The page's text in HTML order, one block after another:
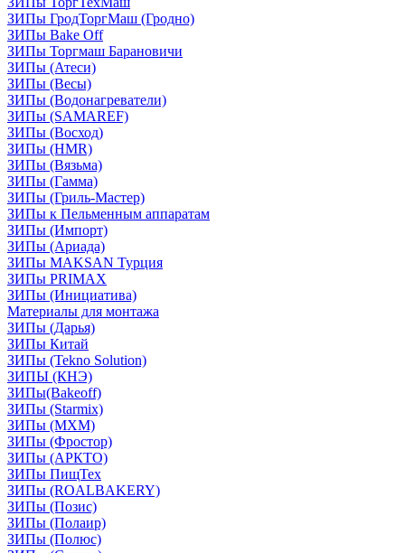
ЗИПы ГродТоргМаш (Гродно)
ЗИПы Bake Off
ЗИПы Торгмаш Барановичи
ЗИПы (Атеси)
ЗИПы (Весы)
ЗИПы (Водонагреватели)
ЗИПы (SAMAREF)
ЗИПы (Восход)
ЗИПы (HMR)
ЗИПы (Вязьма)
ЗИПы (Гамма)
ЗИПы (Гриль-Мастер)
ЗИПы к Пельменным аппаратам
ЗИПы (Импорт)
ЗИПы (Ариада)
ЗИПы MAKSAN Турция
ЗИПы PRIMAX
ЗИПы (Инициатива)
Материалы для монтажа
ЗИПы (Дарья)
ЗИПы Китай
ЗИПы (Tekno Solution)
ЗИПЫ (КНЭ)
ЗИПы(Bakeoff)
ЗИПы (Starmix)
ЗИПы (МХМ)
ЗИПы (Фростор)
ЗИПы (АРКТО)
ЗИПы ПищТех
ЗИПы (ROALBAKERY)
ЗИПы (Позис)
ЗИПы (Полаир)
ЗИПы (Полюс)